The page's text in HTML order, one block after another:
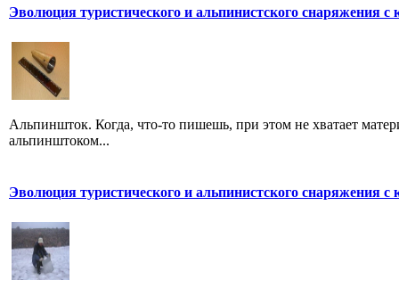
Эволюция туристического и альпинистского снаряжения с
Альпиншток. Когда, что-то пишешь, при этом не хватает
альпинштоком...
Эволюция туристического и альпинистского снаряжения с